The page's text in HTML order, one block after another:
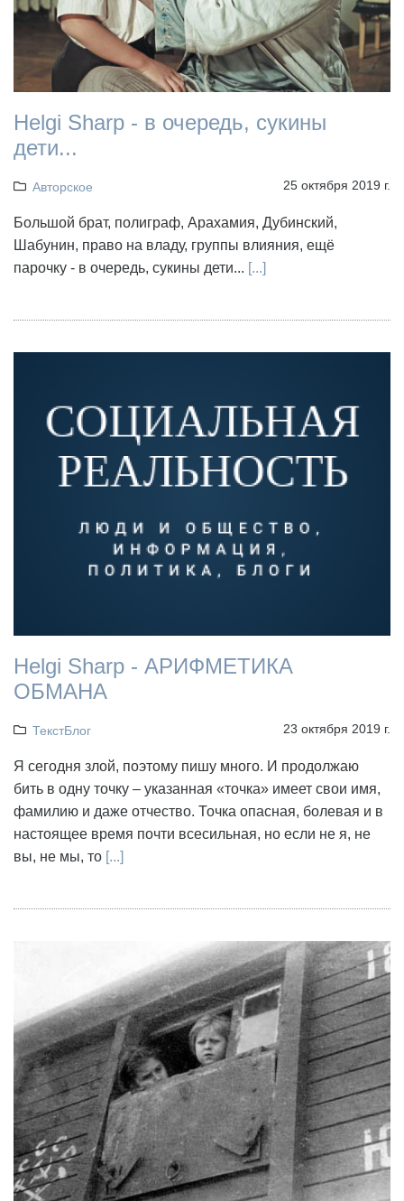
Helgi Sharp - в очередь, сукины
дети...
Авторское 25 октября 2019 г.
Большой брат, полиграф, Арахамия, Дубинский,
Шабунин, право на владу, группы влияния, ещё
парочку - в очередь, сукины дети... [...]
Helgi Sharp - АРИФМЕТИКА
ОБМАНА
ТекстБлог 23 октября 2019 г.
Я сегодня злой, поэтому пишу много. И продолжаю
бить в одну точку – указанная «точка» имеет свои имя,
фамилию и даже отчество. Точка опасная, болевая и в
настоящее время почти всесильная, но если не я, не
вы, не мы, то [...]